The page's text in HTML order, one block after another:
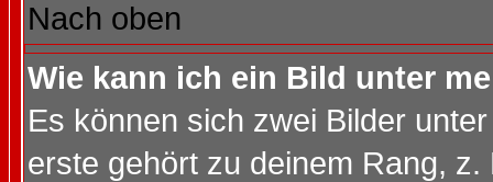
Nach oben
Wie kann ich ein Bild unter
Es können sich zwei Bilder
erste gehört zu deinem Rang,